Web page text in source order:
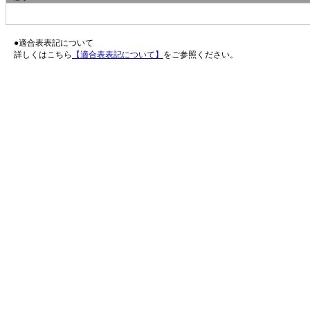
●適合表表記について
詳しくはこちら
【適合表表記について】 をご参照ください。